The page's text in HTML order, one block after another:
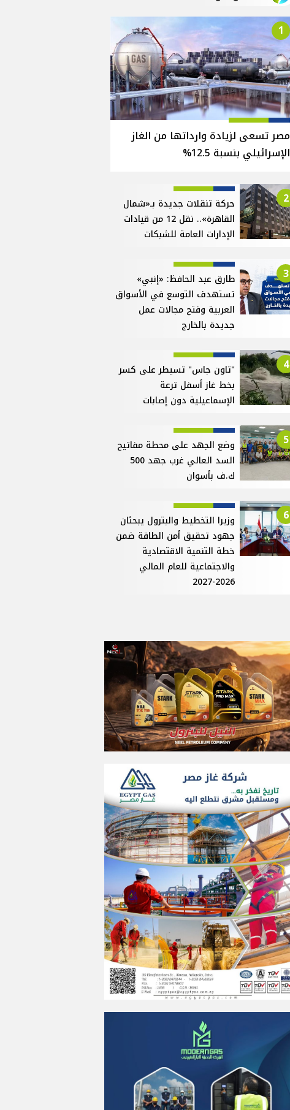
1
مصر تسعى لزيادة وارداتها من الغاز
الإسرائيلي بنسبة 12.5%
2
حركة تنقلات جديدة بـ«شمال
القاهرة».. نقل 12 من قيادات
الإدارات العامة للشبكات
3
طارق عبد الحافظ: «إنبي»
تستهدف التوسع في الأسواق
العربية وفتح مجالات عمل
جديدة بالخارج
4
"تاون جاس" تسيطر على كسر
بخط غاز أسفل ترعة
الإسماعيلية دون إصابات
5
وضع الجهد على محطة مفاتيح
السد العالي غرب جهد 500
ك.ف بأسوان
6
وزيرا التخطيط والبترول يبحثان
جهود تحقيق أمن الطاقة ضمن
خطة التنمية الاقتصادية
والاجتماعية للعام المالي
2026-2027